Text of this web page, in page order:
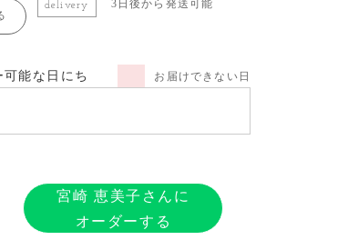
delivery 3日後から発送可能
可能な日にち お届けできない日
宮崎 恵美子さんに
オーダーする